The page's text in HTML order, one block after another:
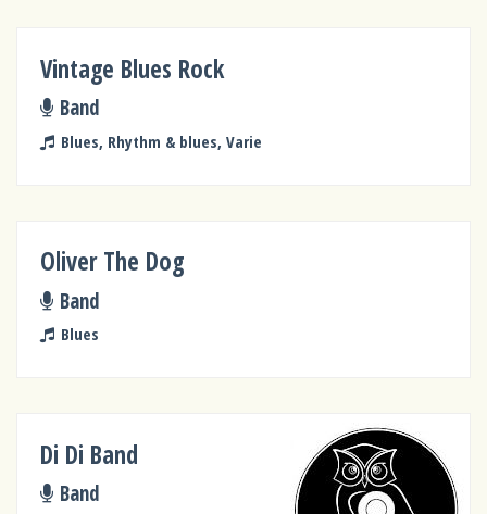
Vintage Blues Rock
Band
Blues, Rhythm & blues, Varie
Oliver The Dog
Band
Blues
Di Di Band
Band